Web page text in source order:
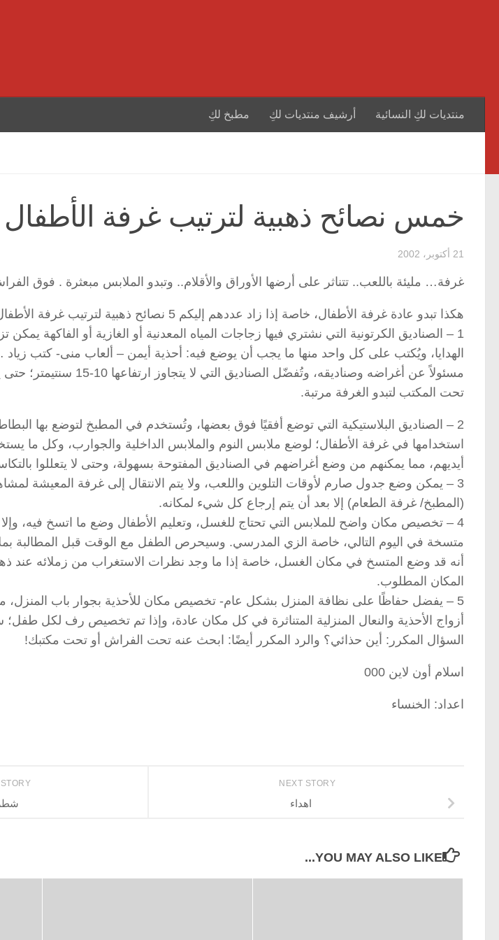
منتديات لكِ النسائية أرشيف منتديات لكِ مطبخ لكِ
خمس نصائح ذهبية لترتيب غرفة الأطفال
21 أكتوبر، 2002
غرفة… مليئة باللعب.. تتناثر على أرضها الأوراق والأقلام.. وتبدو الملابس مبعثرة . فوق
هكذا تبدو عادة غرفة الأطفال، خاصة إذا زاد عددهم إليكم 5 نصائح ذهبية لترتيب غرفة الأطفال:
1 – الصناديق الكرتونية التي نشتري فيها زجاجات المياه المعدنية أو الغازية أو الفاكهة يمكن
الهدايا، ويُكتب على كل واحد منها ما يجب أن يوضع فيه: أحذية أيمن – ألعاب منى- كتب
مسئولاً عن أغراضه وصناديقه، وتُفضّل
تحت المكتب لتبدو الغرفة مرتبة.
2 – الصناديق البلاستيكية التي توضع أفقيًا فوق بعضها، وتُستخدم في المطبخ لتوضع بها
استخدامها في غرفة الأطفال؛ لوضع ملابس النوم والملابس الداخلية والجوارب، وكل ما
أيديهم، مما يمكنهم من وضع أغراضهم في الصناديق المفتوحة بسهولة، وحتى لا يتعللوا
3 – يمكن وضع جدول صارم لأوقات التلوين واللعب، ولا يتم الانتقال إلى غرفة المعيشة
(المطبخ/ غرفة الطعام) إلا بعد أن يتم إرجاع كل شيء لمكانه.
4 – تخصيص مكان واضح للملابس التي تحتاج للغسل، وتعليم الأطفال وضع ما اتسخ فيه،
متسخة في اليوم التالي، خاصة الزي المدرسي. وسيحرص الطفل مع الوقت قبل المطالبة
أنه قد وضع المتسخ في مكان الغسل، خاصة إذا ما وجد نظرات الاستغراب من زملائه عند
المكان المطلوب.
5 – يفضل حفاظًا على نظافة المنزل بشكل عام- تخصيص مكان للأحذية بجوار باب المنزل،
أزواج الأحذية والنعال المنزلية المتناثرة في كل مكان عادة، وإذا تم تخصيص رف لكل طفل؛
السؤال المكرر: أين حذائي؟ والرد المكرر أيضًا: ابحث عنه تحت الفراش أو تحت مكتبك!
اسلام أون لاين 000
اعداد: الخنساء
NEXT STORY
اهداء شطر
YOU MAY ALSO LIKE...